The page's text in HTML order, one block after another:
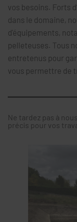
vos besoins. Forts
dans le domaine,
d'équipements,
pelleteuses. Tous
entretenus pour
vous permettre de
Ne tardez pas à
précis pour vos